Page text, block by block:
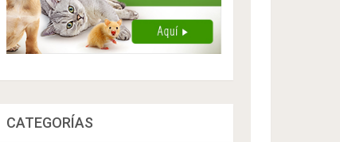
CATEGORÍAS